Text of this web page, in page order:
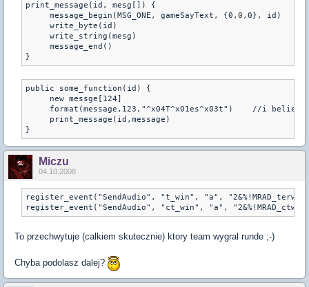
print_message(id, mesg[]) {
     message_begin(MSG_ONE, gameSayText, {0,0,0}, id)
     write_byte(id)
     write_string(mesg)
     message_end()
}
public some_function(id) {
     new messge[124]
format(message,123,"^x04T^x01es^x03t")    //i believe
     print_message(id,message)
}
Miczu
04.10.2008
register_event("SendAudio", "t_win", "a",
register_event("SendAudio", "ct_win", "a",
To przechwytuje (calkiem skutecznie) ktory team wygral runde ;-)
Chyba podolasz dalej?